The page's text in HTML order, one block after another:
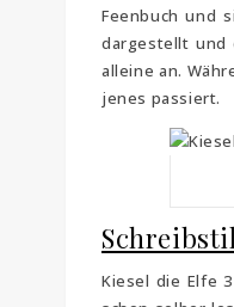
Feenbuch und
dargestellt und
alleine an.
jenes passiert.
Kiesel die Elfe